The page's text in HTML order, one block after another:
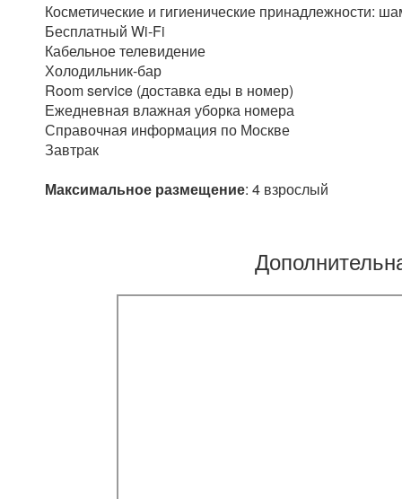
Косметические и гигиенические принадлежности:
Бесплатный Wi-Fi
Кабельное телевидение
Холодильник-бар
Room service (доставка еды в номер)
Ежедневная влажная уборка номера
Справочная информация по Москве
Завтрак
Максимальное размещение: 4 взрослый